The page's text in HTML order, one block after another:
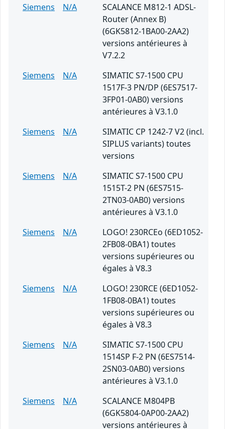
Siemens
N/A
SCALANCE M812-1 ADSL-
Router (Annex B)
(6GK5812-1BA00-2AA2)
versions antérieures à
V7.2.2
Siemens
N/A
SIMATIC S7-1500 CPU
1517F-3 PN/DP (6ES7517-
3FP01-0AB0) versions
antérieures à V3.1.0
Siemens
N/A
SIMATIC CP 1242-7 V2 (incl.
SIPLUS variants) toutes
versions
Siemens
N/A
SIMATIC S7-1500 CPU
1515T-2 PN (6ES7515-
2TN03-0AB0) versions
antérieures à V3.1.0
Siemens
N/A
LOGO! 230RCEo (6ED1052-
2FB08-0BA1) toutes
versions supérieures ou
égales à V8.3
Siemens
N/A
LOGO! 230RCE (6ED1052-
1FB08-0BA1) toutes
versions supérieures ou
égales à V8.3
Siemens
N/A
SIMATIC S7-1500 CPU
1514SP F-2 PN (6ES7514-
2SN03-0AB0) versions
antérieures à V3.1.0
Siemens
N/A
SCALANCE M804PB
(6GK5804-0AP00-2AA2)
versions antérieures à